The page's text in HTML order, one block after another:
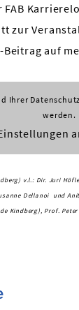
FAB
zur
Beitrag auf
Ihrer
werden.
v.l.: Dir. Juri
Dellanoi und
Kindberg), Prof.